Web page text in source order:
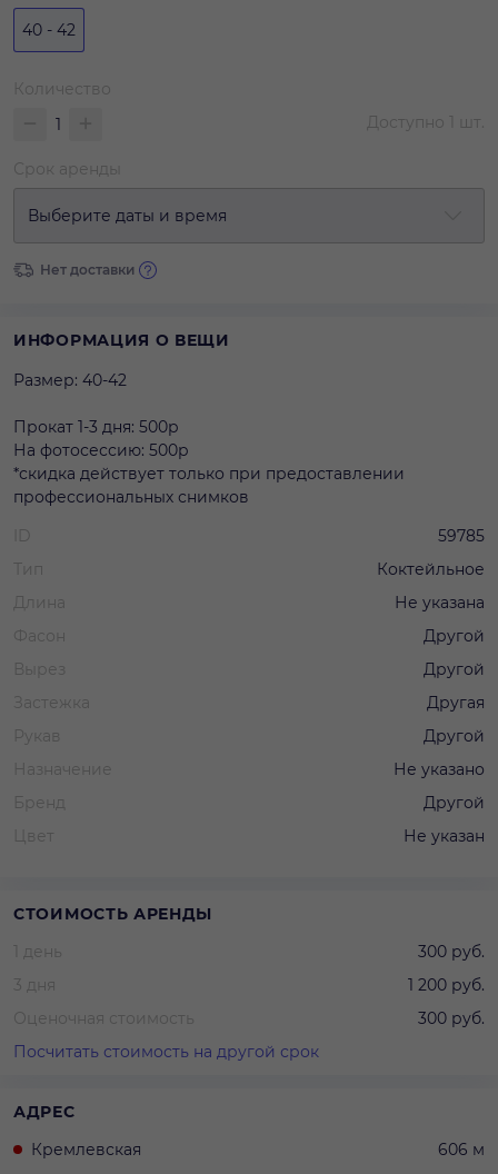
40 - 42
Количество
Доступно 1 шт.
Срок аренды
Выберите даты и время
Нет доставки
ИНФОРМАЦИЯ О ВЕЩИ
Размер: 40-42
Прокат 1-3 дня: 500р
На фотосессию: 500р
*скидка действует только при предоставлении
профессиональных снимков
ID
59785
Тип
Коктейльное
Длина
Не указана
Фасон
Другой
Вырез
Другой
Застежка
Другая
Рукав
Другой
Назначение
Не указано
Бренд
Другой
Цвет
Не указан
СТОИМОСТЬ АРЕНДЫ
1 день
300 руб.
3 дня
1 200 руб.
Оценочная стоимость
300 руб.
Посчитать стоимость на другой срок
АДРЕС
Кремлевская
606 м